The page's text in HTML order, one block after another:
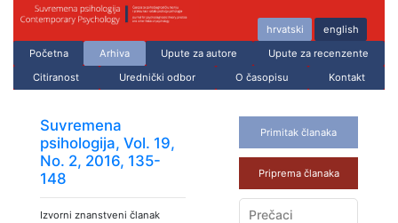
hrvatski
english
Početna
Arhiva Upute za autore
Upute za recenzente
Citiranost
Urednički odbor O časopisu Kontakt
Suvremena
psihologija, Vol. 19,
No. 2, 2016, 135-
148
Izvorni znanstveni članak
Primitak članaka
Priprema članaka
Prečaci